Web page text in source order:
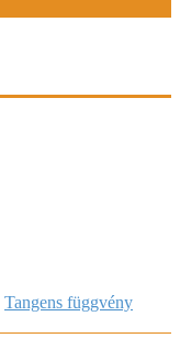
Tangens függvény